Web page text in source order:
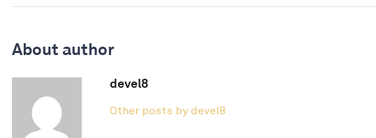
About author
devel8
Other posts by devel8